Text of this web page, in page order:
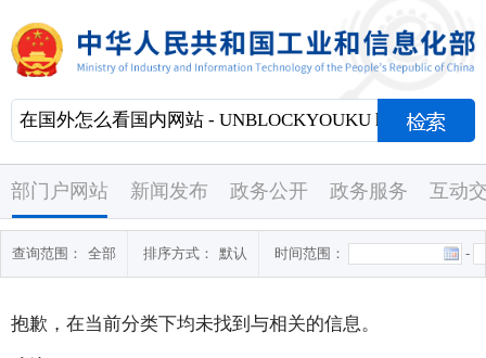
部门户网站 新闻发布 政务公开 政务服务 互动
查询范围： 全部 排序方式： 默认 时间范围： -
抱歉，在当前分类下均未找到与相关的信息。